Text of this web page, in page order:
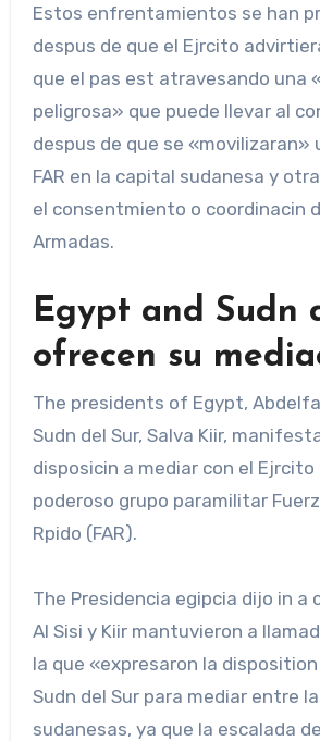
Estos enfrentamientos se han
despus de que el Ejrcito
que el pas est atravesando una
peligrosa» que puede llevar al
despus de que se «movilizaran»
FAR en la capital sudanesa y
el consentmiento o coordinacin
Armadas.
Egypt and Sudn
ofrecen su
The presidents of Egypt,
Sudn del Sur, Salva Kiir,
disposicin a mediar con el Ejrcito
poderoso grupo paramilitar
Rpido (FAR).
The Presidencia egipcia dijo in a
Al Sisi y Kiir mantuvieron a
la que «expresaron la
Sudn del Sur para mediar entre
sudanesas, ya que la escalada